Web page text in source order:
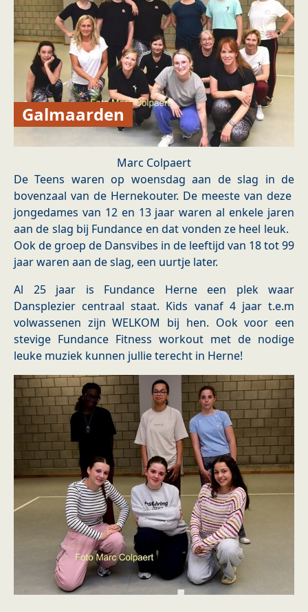
Galmaarden
Marc Colpaert
De Teens waren op woensdag aan de slag in de
bovenzaal van de Hernekouter. De meeste van deze
jongedames van 12 en 13 jaar waren al enkele jaren
aan de slag bij Fundance en dat vonden ze heel leuk.
Ook de groep de Dansvibes in de leeftijd van 18 tot 99
jaar waren aan de slag, een uurtje later.
Al 25 jaar is Fundance Herne een plek waar
Dansplezier centraal staat. Kids vanaf 4 jaar t.e.m
volwassenen zijn WELKOM bij hen. Ook voor een
stevige Fundance Fitness workout met de nodige
leuke muziek kunnen jullie terecht in Herne!